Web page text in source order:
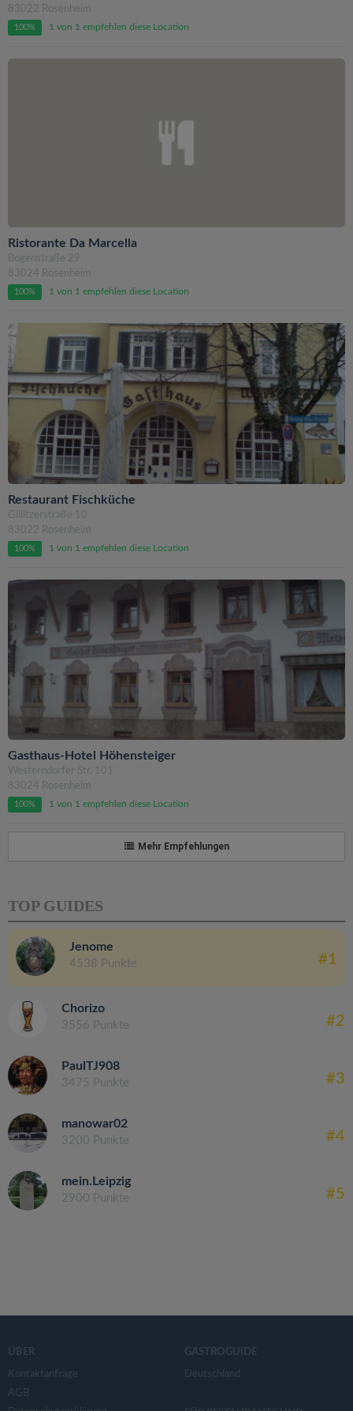
83022 Rosenheim
100% 1 von 1 empfehlen diese Location
Ristorante Da Marcella
Bogenstraße 29
83024 Rosenheim
100% 1 von 1 empfehlen diese Location
Restaurant Fischküche
Gillitzerstraße 10
83022 Rosenheim
100% 1 von 1 empfehlen diese Location
Gasthaus-Hotel Höhensteiger
Westerndorfer Str. 101
83024 Rosenheim
100% 1 von 1 empfehlen diese Location
Mehr Empfehlungen
TOP GUIDES
Jenome
4538 Punkte #1
Chorizo
3556 Punkte #2
PaulTJ908
3475 Punkte #3
manowar02
3200 Punkte #4
mein.Leipzig
2900 Punkte #5
ÜBER
Kontaktanfrage
AGB
GASTROGUIDE
Deutschland